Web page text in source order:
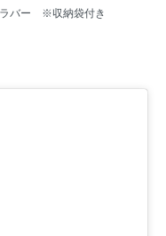
バー ※収納袋付き